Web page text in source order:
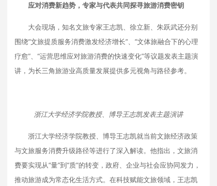
应对消费新趋势，专家与代表共同探寻旅游消费密钥
大会现场，知名文旅专家王志凯、徐立新、朱跃武还分别
围绕“文旅提质服务消费激发经济增长”、“文体旅融合下的心理
疗愈”、“运营思维应对旅游消费的快速变化”等议题发表主题演
讲，为长三角旅游业高质量发展提供多元视角与路径参考。
浙江大学经济学院教授、博导王志凯发表主题演讲
浙江大学经济学院教授、博导王志凯就当前文旅经济政策
与文旅服务消费升级路径等进行了深入解读。他指出，文旅消
费要实现从“量”到“质”的转变，政府、企业与社会应协同发力，
推动旅游成为常态化生活方式。在科技赋能文旅领域，王志凯